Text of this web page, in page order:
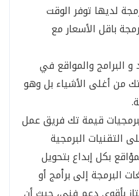
لديها توفر الوقت
باقل الأسعار مع
و البرامج والمواقع في
من أغلى الأشياء بل وهو
قيمة تك فريق عمل
التقنيات البرمجية
بكل إبداع بتحويل
البرمجة إلى براْمج أو